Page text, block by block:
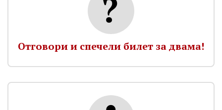
Отговори и спечели билет за двама!